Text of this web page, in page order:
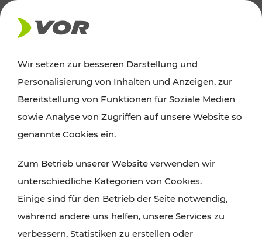
AKTUELLES
Ausflugstipps
Wien, Niederösterreich und das Burgenland
Wanderungen, Kultur und Gastronomie,
Radtouren oder purer Naturgenuss – viele
Attraktionen sind mit den Ticket- und Fahrplan-
Angeboten des VOR gut und schnell erreichbar.
Wir setzen zur besseren Darstellung und
Personalisierung von Inhalten und Anzeigen, zur
Bereitstellung von Funktionen für Soziale Medien
sowie Analyse von Zugriffen auf unsere Website so
genannte Cookies ein.
Zum Betrieb unserer Website verwenden wir
unterschiedliche Kategorien von Cookies.
Einige sind für den Betrieb der Seite notwendig,
während andere uns helfen, unsere Services zu
verbessern, Statistiken zu erstellen oder